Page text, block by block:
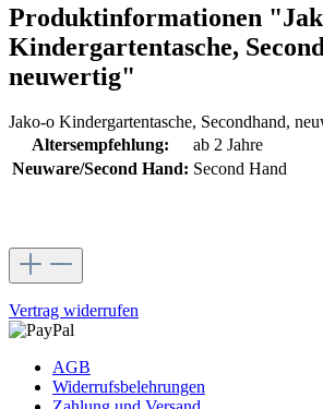
Produktinformationen
Kindergartentasche,
neuwertig"
Jako-o Kindergartentasche, Secondhand,
Altersempfehlung:
ab 2 Jahre
Neuware/Second Hand: Second Hand
Vertrag widerrufen
AGB
Widerrufsbelehrungen